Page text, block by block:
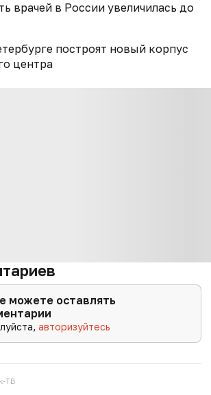
врачей в России увеличилась до
построят новый корпус
центра
можете оставлять
авторизуйтесь
ТВ